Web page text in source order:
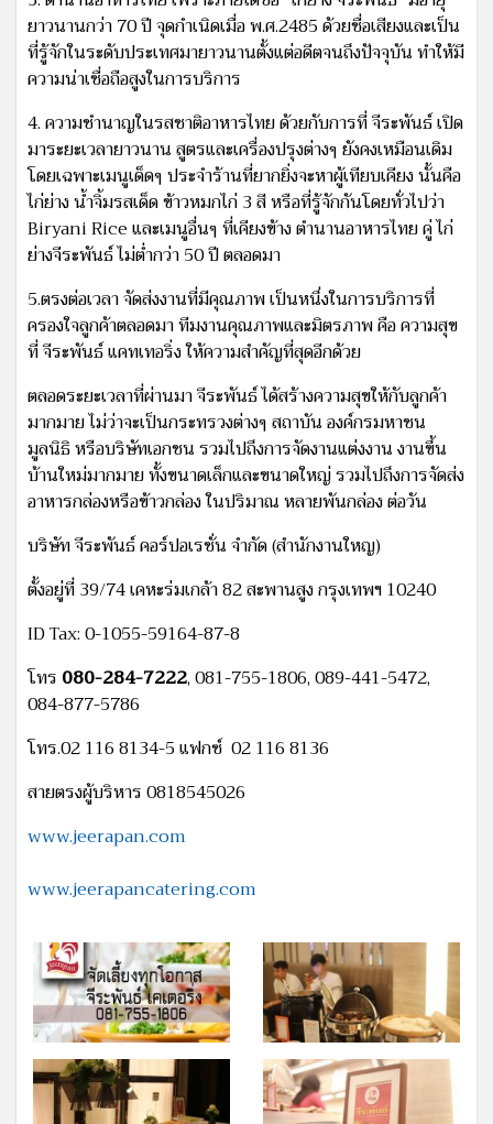
ยาวนานกว่า 70 ปี จุดกำเนิดเมื่อ พ.ศ.2485 ด้วยชื่อเสียงและเป็น
ที่รู้จักในระดับประเทศมายาวนานตั้งแต่อดีตจนถึงปัจจุบัน ทำให้มี
ความน่าเชื่อถือสูงในการบริการ
4. ความชำนาญในรสชาติอาหารไทย ด้วยกับการที่ จีระพันธ์ เปิด
มาระยะเวลายาวนาน สูตรและเครื่องปรุงต่างๆ ยังคงเหมือนเดิม
โดยเฉพาะเมนูเด็ดๆ ประจำร้านที่ยากยิ่งจะหาผู้เทียบเคียง นั้นคือ
ไก่ย่าง น้ำจิ้มรสเด็ด ข้าวหมกไก่ 3 สี หรือที่รู้จักกันโดยทั่วไปว่า
Biryani Rice และเมนูอื่นๆ ที่เคียงข้าง ตำนานอาหารไทย คู่ ไก่
ย่างจีระพันธ์ ไม่ต่ำกว่า 50 ปี ตลอดมา
5.ตรงต่อเวลา จัดส่งงานที่มีคุณภาพ เป็นหนึ่งในการบริการที่
ครองใจลูกค้าตลอดมา ทีมงานคุณภาพและมิตรภาพ คือ ความสุข
ที่ จีระพันธ์ แคทเทอริ่ง ให้ความสำคัญที่สุดอีกด้วย
ตลอดระยะเวลาที่ผ่านมา จีระพันธ์ ได้สร้างความสุขให้กับลูกค้า
มากมาย ไม่ว่าจะเป็นกระทรวงต่างๆ สถาบัน องค์กรมหาชน
มูลนิธิ หรือบริษัทเอกชน รวมไปถึงการจัดงานแต่งงาน งานขึ้น
บ้านใหม่มากมาย ทั้งขนาดเล็กและขนาดใหญ่ รวมไปถึงการจัดส่ง
อาหารกล่องหรือข้าวกล่อง ในปริมาณ หลายพันกล่อง ต่อวัน
บริษัท จีระพันธ์ คอร์ปอเรชั่น จำกัด (สํานักงานใหญ)
ตั้งอยู่ที่ 39/74 เคหะร่มเกล้า 82 สะพานสูง กรุงเทพฯ 10240
ID Tax: 0-1055-59164-87-8
โทร 080-284-7222, 081-755-1806, 089-441-5472,
084-877-5786
โทร.02 116 8134-5 แฟกซ์ 02 116 8136
สายตรงผู้บริหาร 0818545026
www.jeerapan.com
www.jeerapancatering.com